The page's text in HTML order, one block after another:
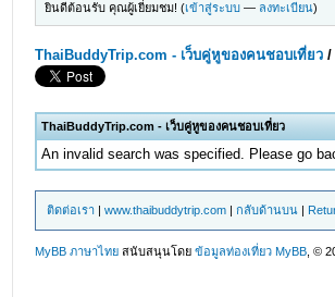
ยินดีต้อนรับ คุณผู้เยี่ยมชม! (เข้าสู่ระบบ — ลงทะเบียน)
ThaiBuddyTrip.com - เว็บคู่หูของคนชอบเที่ยว
ThaiBuddyTrip.com - เว็บคู่หูของคนชอบเที่ยว
An invalid search was specified. Please go
ติดต่อเรา |www.thaibuddytrip.com |กลับด้านบน |
MyBB ภาษาไทย สนับสนุนโดยข้อมูลท่องเที่ยว MyBB , ©